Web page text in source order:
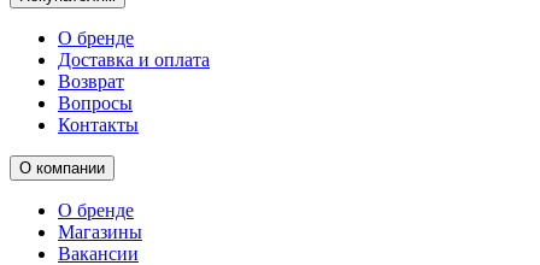
О бренде
Доставка и оплата
Возврат
Вопросы
Контакты
О компании
О бренде
Магазины
Вакансии